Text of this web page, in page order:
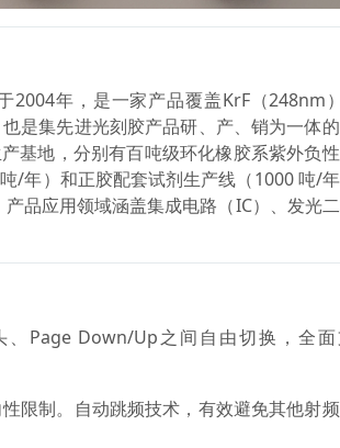
2004年，是一家产品覆盖KrF（248nm
是集先进光刻胶产品研、产、销为一体
基地，分别有百吨级环化橡胶系紫外负
/年）和正胶配套试剂生产线（1000 吨/年
品应用领域涵盖集成电路（IC）、发光
Page Down/Up之间自由切换，全
限制。自动跳频技术，有效避免其他射